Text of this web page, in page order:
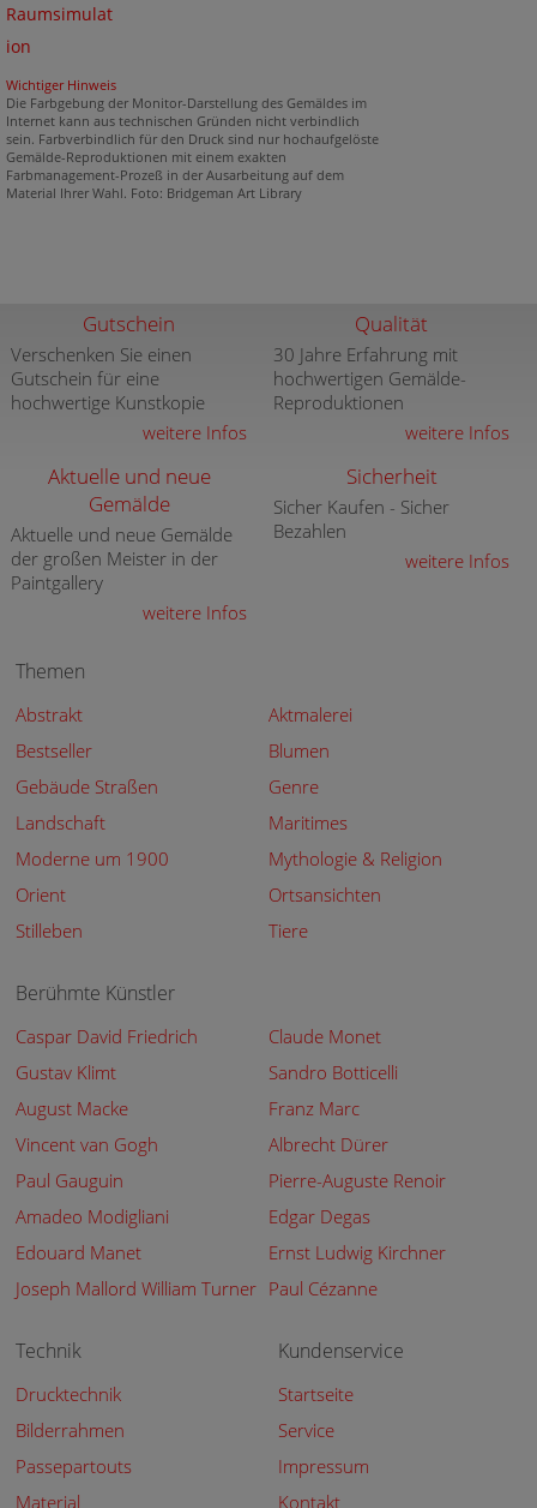
Raumsimulat
ion
Wichtiger Hinweis
Die Farbgebung der Monitor-Darstellung des Gemäldes im
Internet kann aus technischen Gründen nicht verbindlich
sein. Farbverbindlich für den Druck sind nur hochaufgelöste
Gemälde-Reproduktionen mit einem exakten
Farbmanagement-Prozeß in der Ausarbeitung auf dem
Material Ihrer Wahl. Foto: Bridgeman Art Library
Gutschein
Verschenken Sie einen
Gutschein für eine
hochwertige Kunstkopie
weitere Infos
Qualität
30 Jahre Erfahrung mit
hochwertigen Gemälde-
Reproduktionen
weitere Infos
Aktuelle und neue
Gemälde
Aktuelle und neue Gemälde
der großen Meister in der
Paintgallery
weitere Infos
Sicherheit
Sicher Kaufen - Sicher
Bezahlen
weitere Infos
Themen
Abstrakt
Aktmalerei
Bestseller
Blumen
Gebäude Straßen
Genre
Landschaft
Maritimes
Moderne um 1900
Mythologie & Religion
Orient
Ortsansichten
Stilleben
Tiere
Berühmte Künstler
Caspar David Friedrich
Claude Monet
Gustav Klimt
Sandro Botticelli
August Macke
Franz Marc
Vincent van Gogh
Albrecht Dürer
Paul Gauguin
Pierre-Auguste Renoir
Amadeo Modigliani
Edgar Degas
Edouard Manet
Ernst Ludwig Kirchner
Joseph Mallord William Turner Paul Cézanne
Technik
Drucktechnik
Bilderrahmen
Passepartouts
Material
Kundenservice
Startseite
Service
Impressum
Kontakt